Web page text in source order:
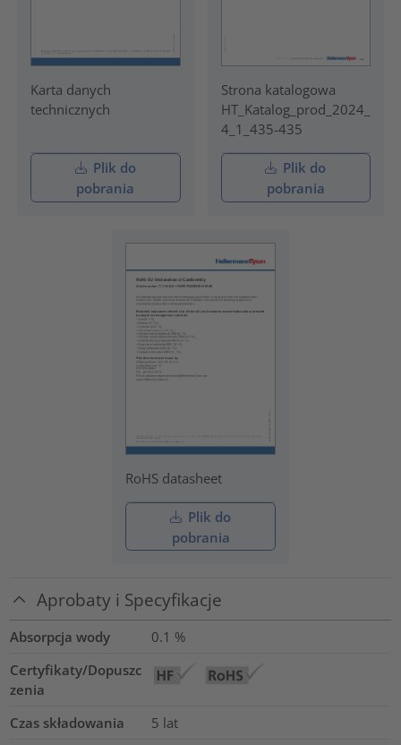
Karta danych
technicznych
Plik do
pobrania
Strona katalogowa
HT_Katalog_prod_2024_
4_1_435-435
Plik do
pobrania
RoHS datasheet
Plik do
pobrania
Aprobaty i Specyfikacje
Absorpcja wody 0.1 %
Certyfikaty/Dopuszc
zenia
Czas składowania
5 lat